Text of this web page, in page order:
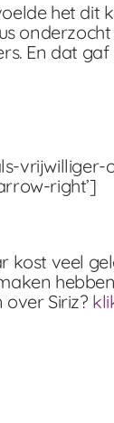
het dit
En dat gaf
vrijwilliger-
right’]
kost veel
Siriz?